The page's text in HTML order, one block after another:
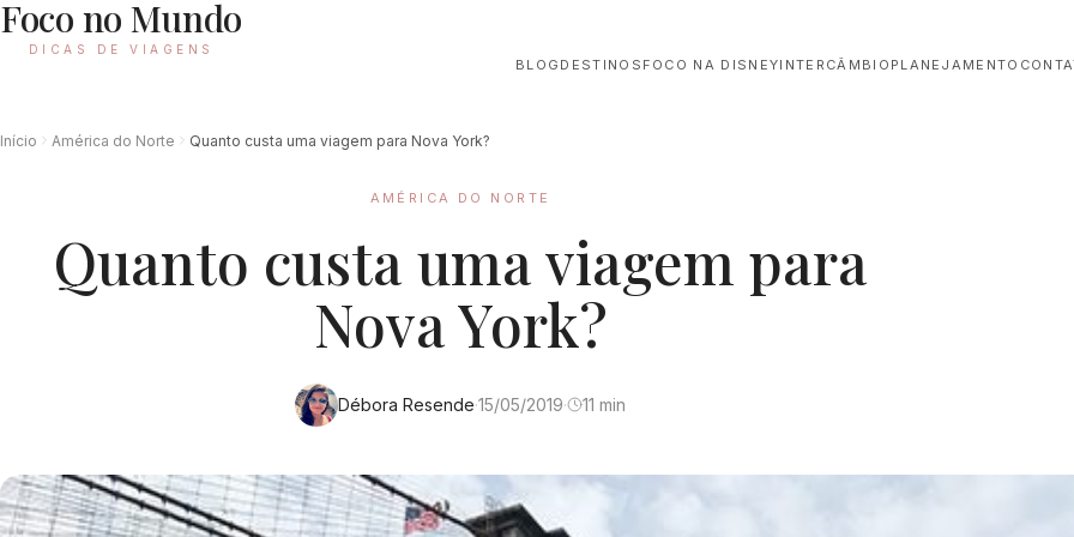
Foco no Mundo
DICAS DE VIAGENS
BLOG DESTINOS FOCO NA DISNEYINTERCÂMBIO PLANEJAMENTO
Início América do Norte Quanto custa uma viagem para Nova York?
AMÉRICA DO NORTE
Quanto custa uma viagem para
Nova York?
Débora Resende·15/05/2019· 11 min